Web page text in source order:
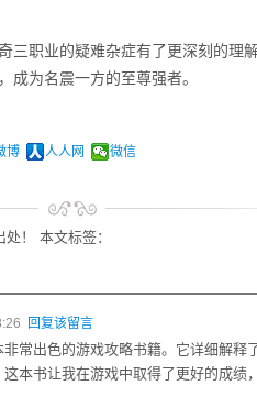
三职业的疑难杂症有了更深刻的理
成为名震一方的至尊强者。
博 人人网 微信
！ 本文标签：
回复该留言
非常出色的游戏攻略书籍。它详细解释
本书让我在游戏中取得了更好的成绩